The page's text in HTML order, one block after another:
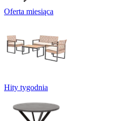
Oferta miesiąca
Hity tygodnia